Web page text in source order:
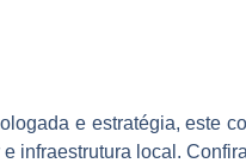
e estratégia, este
infraestrutura local.